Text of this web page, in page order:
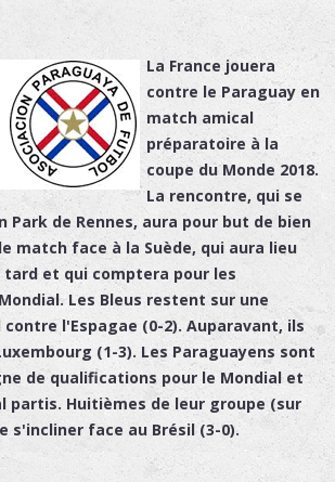
La France jouera
contre le Paraguay en
match amical
préparatoire à la
coupe du Monde 2018.
La rencontre, qui se
Park de Rennes, aura pour but de bien
match face à la Suède, qui aura lieu
tard et qui comptera pour les
Les Bleus restent sur une
l'Espagae (0-2). Auparavant, ils
(1-3). Les Paraguayens sont
de qualifications pour le Mondial et
partis. Huitièmes de leur groupe (sur
s'incliner face au Brésil (3-0).